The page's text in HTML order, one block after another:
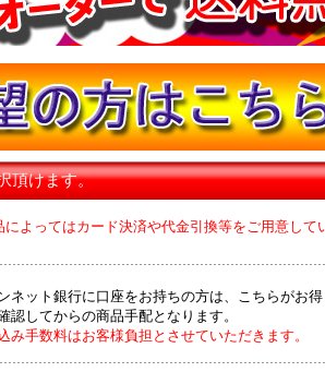
頂けます。
よってはカード決済や代金引換等をご用意して
ネット銀行に口座をお持ちの方は、こちらがお得
認してからの商品手配となります。
み手数料はお客様負担とさせていただきます。